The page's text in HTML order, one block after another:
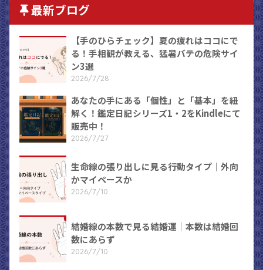
最新ブログ
【手のひらチェック】夏の疲れはココにで
る！手相観が教える、猛暑バテの危険サイ
ン3選
2026/7/28
あなたの手にある「個性」と「基本」を紐
解く！鑑定日記シリーズ1・2をKindleにて
販売中！
2026/7/27
生命線の張り出しに見る行動タイプ｜外向
かマイペースか
2026/7/10
結婚線の本数で見る結婚運｜本数は結婚回
数にあらず
2026/7/10